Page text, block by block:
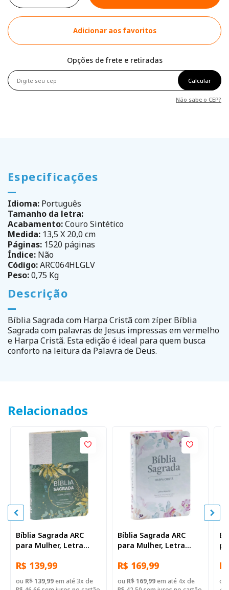
Adicionar aos favoritos
Opções de frete e retiradas
Calcular
Não sabe o CEP?
Especificações
Idioma: Português
Tamanho da letra:
Acabamento:Couro Sintético
Medida: 13,5 X 20,0 cm
Páginas: 1520 páginas
Índice: Não
Código:ARC064HLGLV
Peso:0,75 Kg
Descrição
Bíblia Sagrada com Harpa Cristã com zíper. Bíblia
Sagrada com palavras de Jesus impressas em vermelho
e Harpa Cristã. Esta edição é ideal para quem busca
conforto na leitura da Palavra de Deus.
Relacionados
Bíblia Sagrada ARC
para Mulher, Letra
de Jesus destacadas,
com Harpa Cristã, com
mapa, Capa Couro
R$ 139,99
ou R$ 139,99em até 3x de
Bíblia Sagrada ARC
para Mulher, Letra
de Jesus destacadas,
com Harpa Cristã, com
mapa, Capa Couro
R$ 169,99
ou R$ 169,99em até 4x de
ou